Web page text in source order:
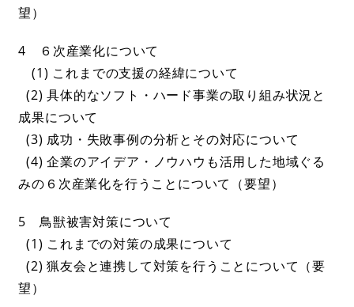
望）
4 ６次産業化について
(1) これまでの支援の経緯について
(2) 具体的なソフト・ハード事業の取り組み状況と
成果について
(3) 成功・失敗事例の分析とその対応について
(4) 企業のアイデア・ノウハウも活用した地域ぐる
みの６次産業化を行うことについて（要望）
5 鳥獣被害対策について
(1) これまでの対策の成果について
(2) 猟友会と連携して対策を行うことについて（要
望）